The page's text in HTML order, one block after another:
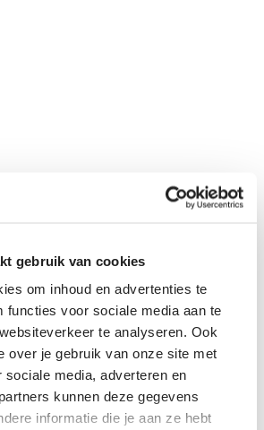
gebruik van cookies
om inhoud en advertenties te
functies voor sociale media aan te
te analyseren. Ook
over je gebruik van onze site met
media, adverteren en
kunnen deze gegevens
informatie die je aan ze hebt
Herman